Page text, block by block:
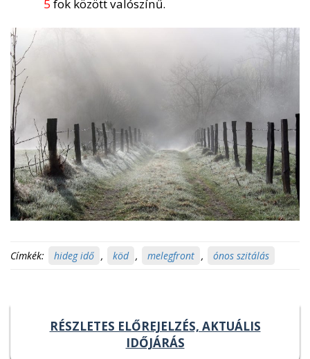
5 fok között valószínű.
Címkék: hideg idő , köd , melegfront , ónos szitálás
RÉSZLETES ELŐREJELZÉS, AKTUÁLIS
IDŐJÁRÁS